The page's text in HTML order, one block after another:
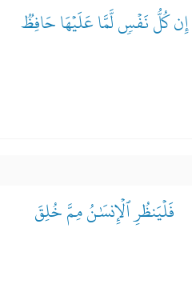
إِن كُلُّ نَفۡسٖ لَّمَّا عَلَيۡهَا حَافِظٞ
فَلۡيَنظُرِ ٱلۡإِنسَٰنُ مِمَّ خُلِقَ